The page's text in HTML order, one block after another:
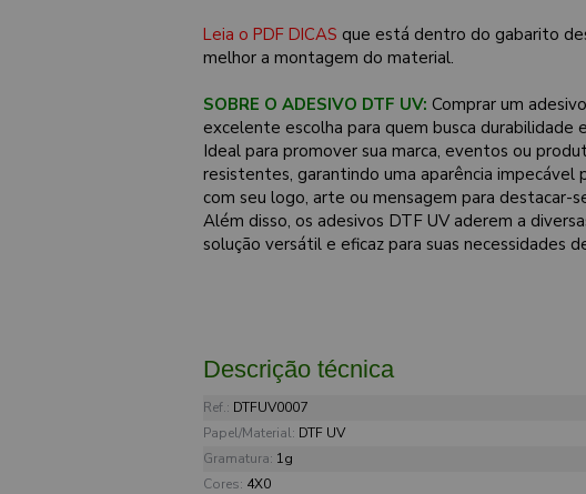
Leia o PDF DICAS que está dentro do gabarito
melhor a montagem do material.
SOBRE O ADESIVO DTF UV: Comprar um
excelente escolha para quem busca durabilidade
Ideal para promover sua marca, eventos ou
resistentes, garantindo uma aparência impecável
com seu logo, arte ou mensagem para destacar-
Além disso, os adesivos DTF UV aderem a
solução versátil e eficaz para suas necessidades
Descrição técnica
Ref.: DTFUV0007
Papel/Material: DTF UV
Gramatura: 1g
Cores: 4X0